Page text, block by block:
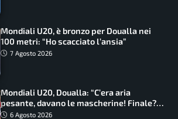
Mondiali U20, è bronzo per Doualla nei
100 metri: “Ho scacciato l’ansia”
7 Agosto 2026
Mondiali U20, Doualla: “C’era aria
pesante, davano le mascherine! Finale?
Non ho nulla da perdere”
6 Agosto 2026